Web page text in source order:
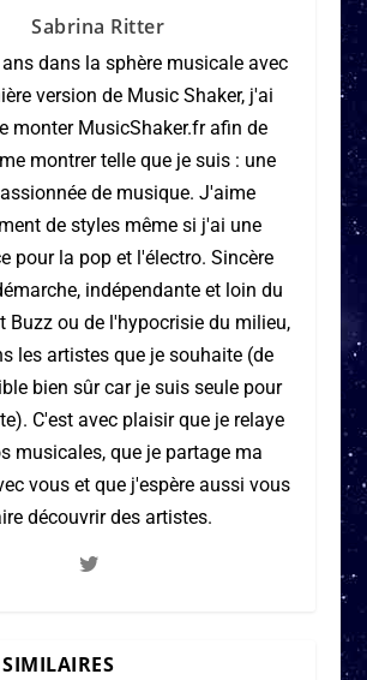
Sabrina Ritter
dans la sphère musicale avec
version de Music Shaker, j'ai
monter MusicShaker.fr afin de
montrer telle que je suis : une
de musique. J'aime
de styles même si j'ai une
pour la pop et l'électro. Sincère
indépendante et loin du
Buzz ou de l'hypocrisie du milieu,
les artistes que je souhaite (de
bien sûr car je suis seule pour
C'est avec plaisir que je relaye
musicales, que je partage ma
vous et que j'espère aussi vous
découvrir des artistes.